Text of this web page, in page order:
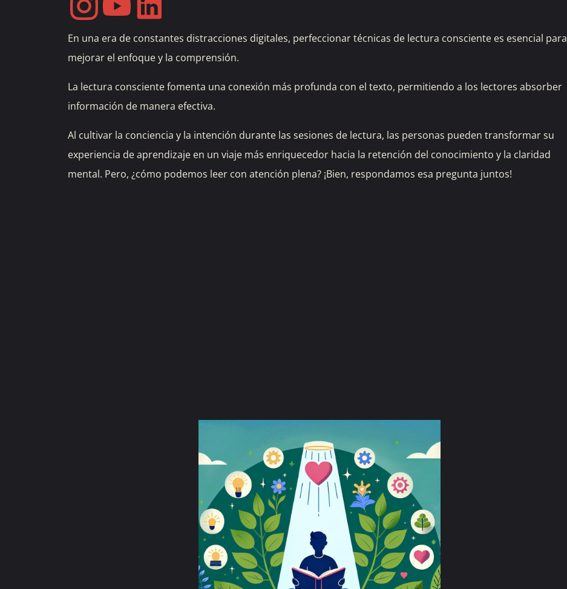
En una era de constantes distracciones digitales, perfeccionar técnicas de lectura consciente es esencial para
mejorar el enfoque y la comprensión.
La lectura consciente fomenta una conexión más profunda con el texto, permitiendo a los lectores absorber
información de manera efectiva.
Al cultivar la conciencia y la intención durante las sesiones de lectura, las personas pueden transformar su
experiencia de aprendizaje en un viaje más enriquecedor hacia la retención del conocimiento y la claridad
mental. Pero, ¿cómo podemos leer con atención plena? ¡Bien, respondamos esa pregunta juntos!